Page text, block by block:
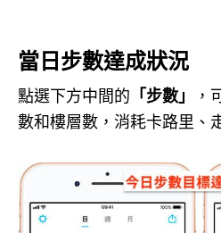
當日步數達成狀況
點選下方中間的 「步數」
，
數和樓層數，消耗卡路里、